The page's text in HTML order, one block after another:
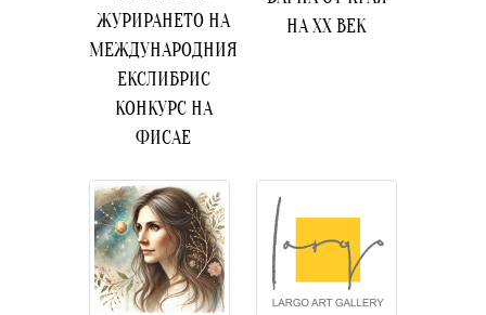
ЖУРИРАНЕТО НА
МЕЖДУНАРОДНИЯ
ЕКСЛИБРИС
КОНКУРС НА
ФИСАЕ
НА ХХ ВЕК